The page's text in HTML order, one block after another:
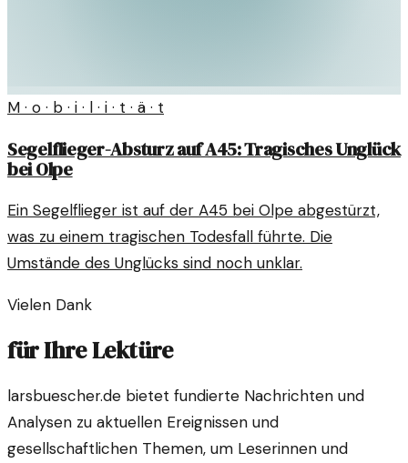
M · o · b · i · l · i · t · ä · t
Segelflieger-Absturz auf A45: Tragisches Unglück
bei Olpe
Ein Segelflieger ist auf der A45 bei Olpe abgestürzt,
was zu einem tragischen Todesfall führte. Die
Umstände des Unglücks sind noch unklar.
Vielen Dank
für Ihre Lektüre
larsbuescher.de bietet fundierte Nachrichten und
Analysen zu aktuellen Ereignissen und
gesellschaftlichen Themen, um Leserinnen und